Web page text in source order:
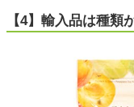
【4】輸入品は種類